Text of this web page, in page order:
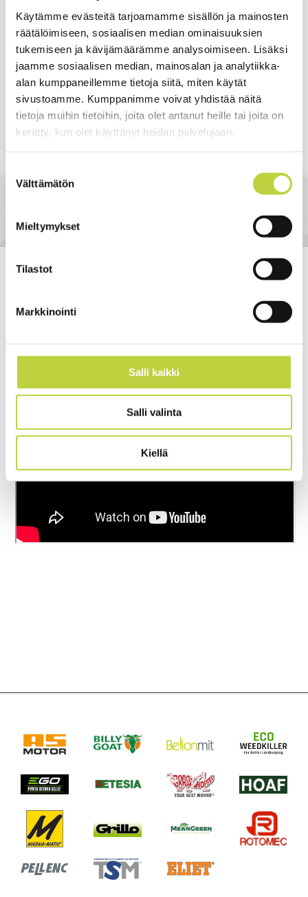
Käytämme evästeitä tarjoamamme sisällön ja mainosten
räätälöimiseen, sosiaalisen median ominaisuuksien
tukemiseen ja kävijämäärämme analysoimiseen. Lisäksi
jaamme sosiaalisen median, mainosalan ja analytiikka-
alan kumppaneillemme tietoja siitä, miten käytät
sivustoamme. Kumppanimme voivat yhdistää näitä
tietoja muihin tietoihin, joita olet antanut heille tai joita on
kerätty, kun olet käyttänyt heidän palvelujaan.
valinta
Välttämätön
Mieltymykset
Tilastot
Markkinointi
Salli kaikki
Salli valinta
Kiellä